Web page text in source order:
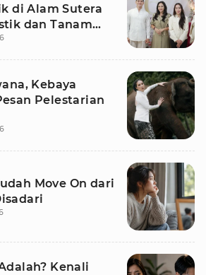
di Alam Sutera
dan Tanam
Kebaya
Pelestarian
Move On dari
Kenali